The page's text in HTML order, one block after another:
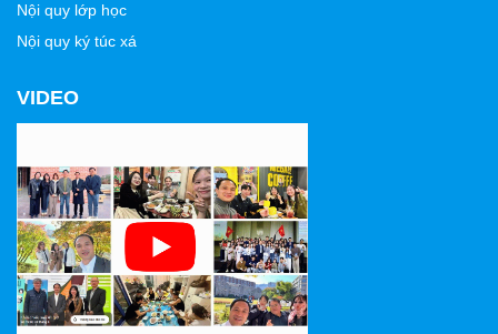
Nội quy lớp học
Nội quy ký túc xá
VIDEO